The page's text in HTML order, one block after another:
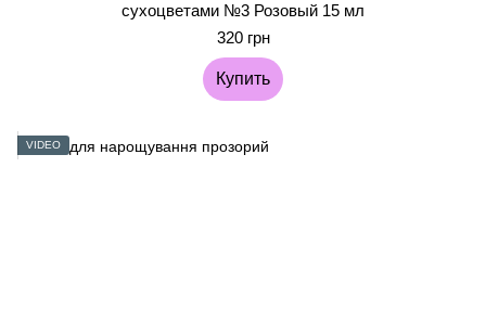
сухоцветами №3 Розовый 15 мл
320 грн
Купить
VIDEO